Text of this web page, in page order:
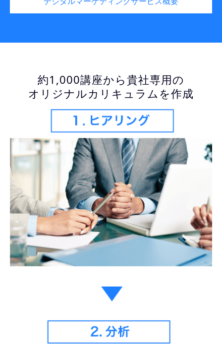
約1,000講座から貴社専用の
オリジナルカリキュラムを作成